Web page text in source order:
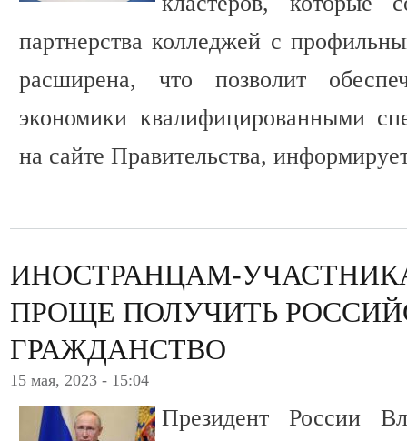
партнерства колледжей с
расширена, что позволит
экономики квалифицированными
на сайте Правительства,
ИНОСТРАНЦАМ-
ПРОЩЕ ПОЛУЧИТЬ
ГРАЖДАНСТВО
15 мая, 2023 - 15:04
Президент России